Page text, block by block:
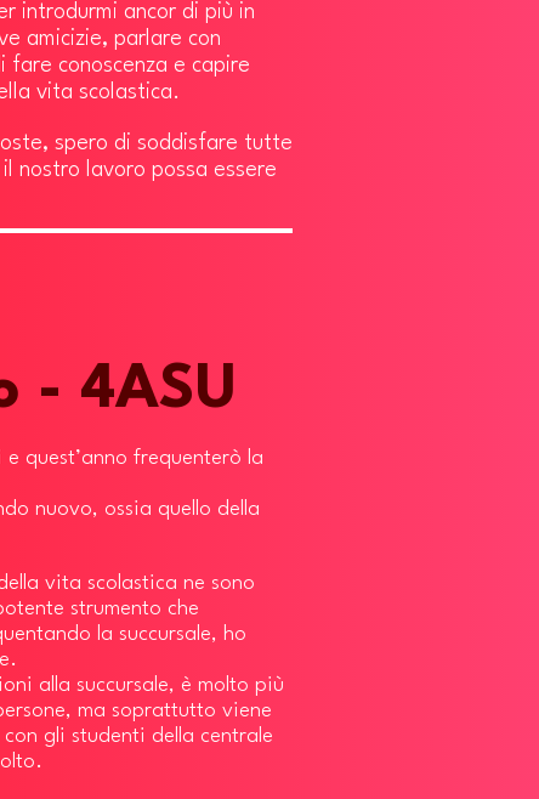
introdurmi ancor di più in
amicizie, parlare con
fare conoscenza e capire
vita scolastica.
spero di soddisfare tutte
nostro lavoro possa essere
quest’anno frequenterò la
nuovo, ossia quello della
vita scolastica ne sono
strumento che
la succursale, ho
alla succursale, è molto più
ma soprattutto viene
gli studenti della centrale
- 4ASU